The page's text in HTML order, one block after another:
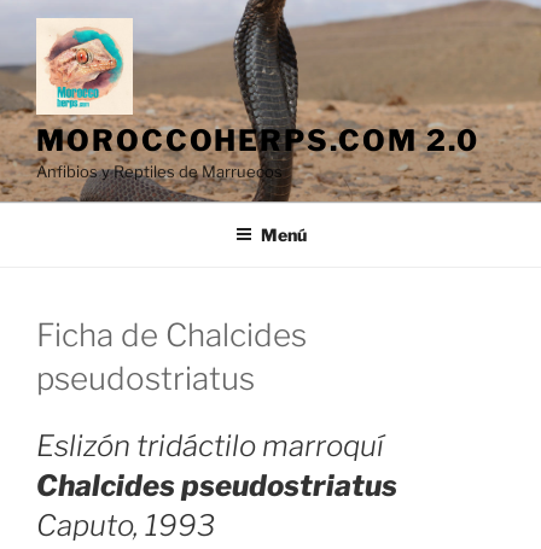
Saltar
contenido
MOROCCOHERPS.COM 2.0
Anfibios y Reptiles de Marruecos
Menú
Ficha de Chalcides
pseudostriatus
Eslizón tridáctilo marroquí
Chalcides pseudostriatus
Caputo, 1993